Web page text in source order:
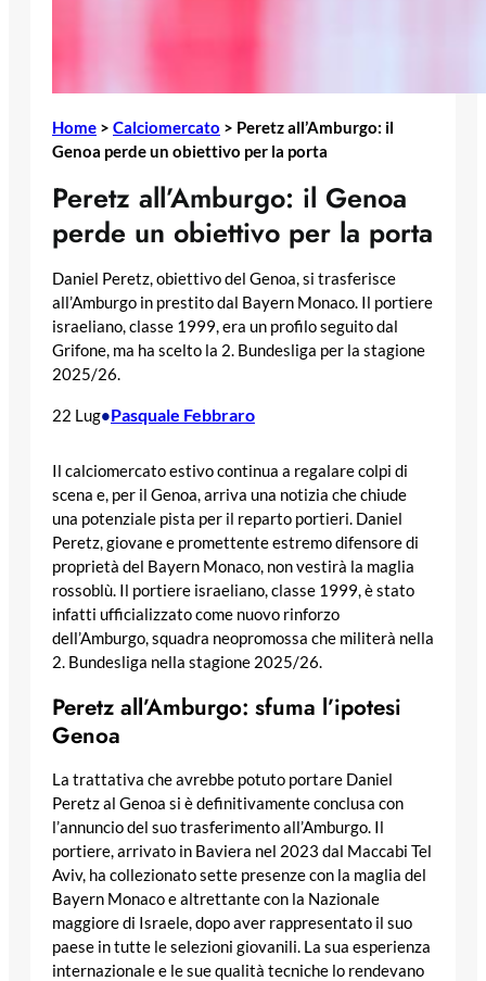
Home > Calciomercato > Peretz all’Amburgo: il
Genoa perde un obiettivo per la porta
Peretz all’Amburgo: il Genoa
perde un obiettivo per la porta
Daniel Peretz, obiettivo del Genoa, si trasferisce
all’Amburgo in prestito dal Bayern Monaco. Il portiere
israeliano, classe 1999, era un profilo seguito dal
Grifone, ma ha scelto la 2. Bundesliga per la stagione
2025/26.
22 Lug•Pasquale Febbraro
Il calciomercato estivo continua a regalare colpi di
scena e, per il Genoa, arriva una notizia che chiude
una potenziale pista per il reparto portieri. Daniel
Peretz, giovane e promettente estremo difensore di
proprietà del Bayern Monaco, non vestirà la maglia
rossoblù. Il portiere israeliano, classe 1999, è stato
infatti ufficializzato come nuovo rinforzo
dell’Amburgo, squadra neopromossa che militerà nella
2. Bundesliga nella stagione 2025/26.
Peretz all’Amburgo: sfuma l’ipotesi
Genoa
La trattativa che avrebbe potuto portare Daniel
Peretz al Genoa si è definitivamente conclusa con
l’annuncio del suo trasferimento all’Amburgo. Il
portiere, arrivato in Baviera nel 2023 dal Maccabi Tel
Aviv, ha collezionato sette presenze con la maglia del
Bayern Monaco e altrettante con la Nazionale
maggiore di Israele, dopo aver rappresentato il suo
paese in tutte le selezioni giovanili. La sua esperienza
internazionale e le sue qualità tecniche lo rendevano